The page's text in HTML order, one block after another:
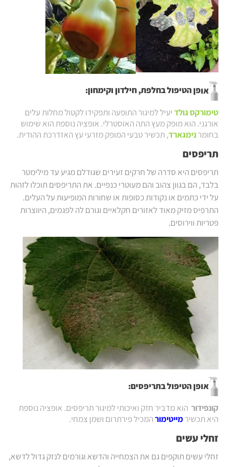
אופן הטיפולבחלפת, חילדון וקימחון:
טימורקס גולדיעיל למיגור התופעה ותפקידו לקטול מחלות עלים
אורגני. הוא מופק מעץ התה האוסטרלי. אופציה נוספת הוא שימוש
בחומרנימגארד, תכשיר טבעי המופק מזרעי עץ האזדרכת ההודית.
תריפסים
תריפסים היא סדרה של חרקים זעירים שגודלם מגיע עד מילימטר
בלבד, הם בגוון צהוב והם מעוטרי כנפיים. את התריפסים תוכלו לזהות
על ידי כתמים או נקודות כסופות או שחורות המופיעות על העלים.
התרפיס מזיק מאוד לאזורים חקלאיים וגורם לה לפגמים, היווצרות
פטריות ווירוסים.
אופן הטיפול בתריפסים:
קונפידור הוא מדביר חזק ואיכותי למיגור תריפסים. אופציה נוספת
היא תכשירמייטימורהמכיל פירתרום ושמן צמחי.
זחלי עשים
זחלי עשים תוקפים גם את הצמחייה והדשא וגורמים לנזק גדול לדשא,